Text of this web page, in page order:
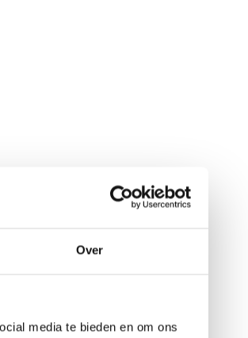
Over
media te bieden en om ons